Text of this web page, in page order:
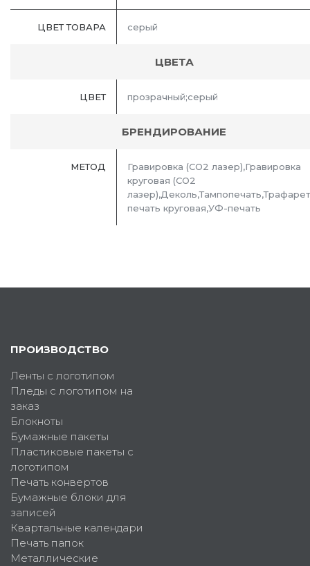
ЦВЕТ ТОВАРА серый
ЦВЕТА
ЦВЕТ прозрачный;серый
БРЕНДИРОВАНИЕ
МЕТОД
Гравировка (CO2 лазер),Гравировка
круговая (CO2
печать круговая,УФ-печать
ПРОИЗВОДСТВО
Ленты с логотипом
Пледы с логотипом на
заказ
Блокноты
Бумажные пакеты
Пластиковые пакеты с
логотипом
Печать конвертов
Бумажные блоки для
записей
Квартальные календари
Печать папок
Металлические